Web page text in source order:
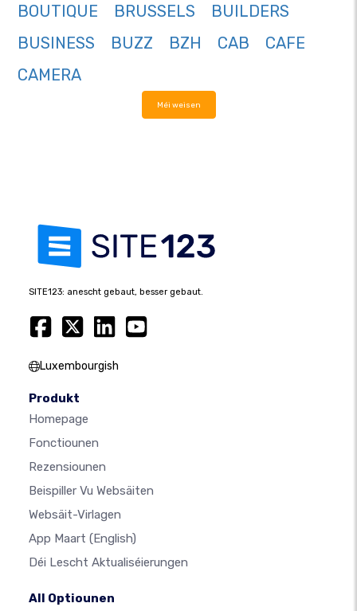
BOUTIQUE
BRUSSELS
BUILDERS
BUSINESS
BUZZ BZH CAB
CAFE
CAMERA
Méi weisen
SITE123: anescht gebaut, besser gebaut.
Luxembourgish
Produkt
Homepage
Fonctiounen
Rezensiounen
Beispiller Vu Websäiten
Websäit-Virlagen
App Maart (English)
Déi Lescht Aktualiséierungen
All Optiounen